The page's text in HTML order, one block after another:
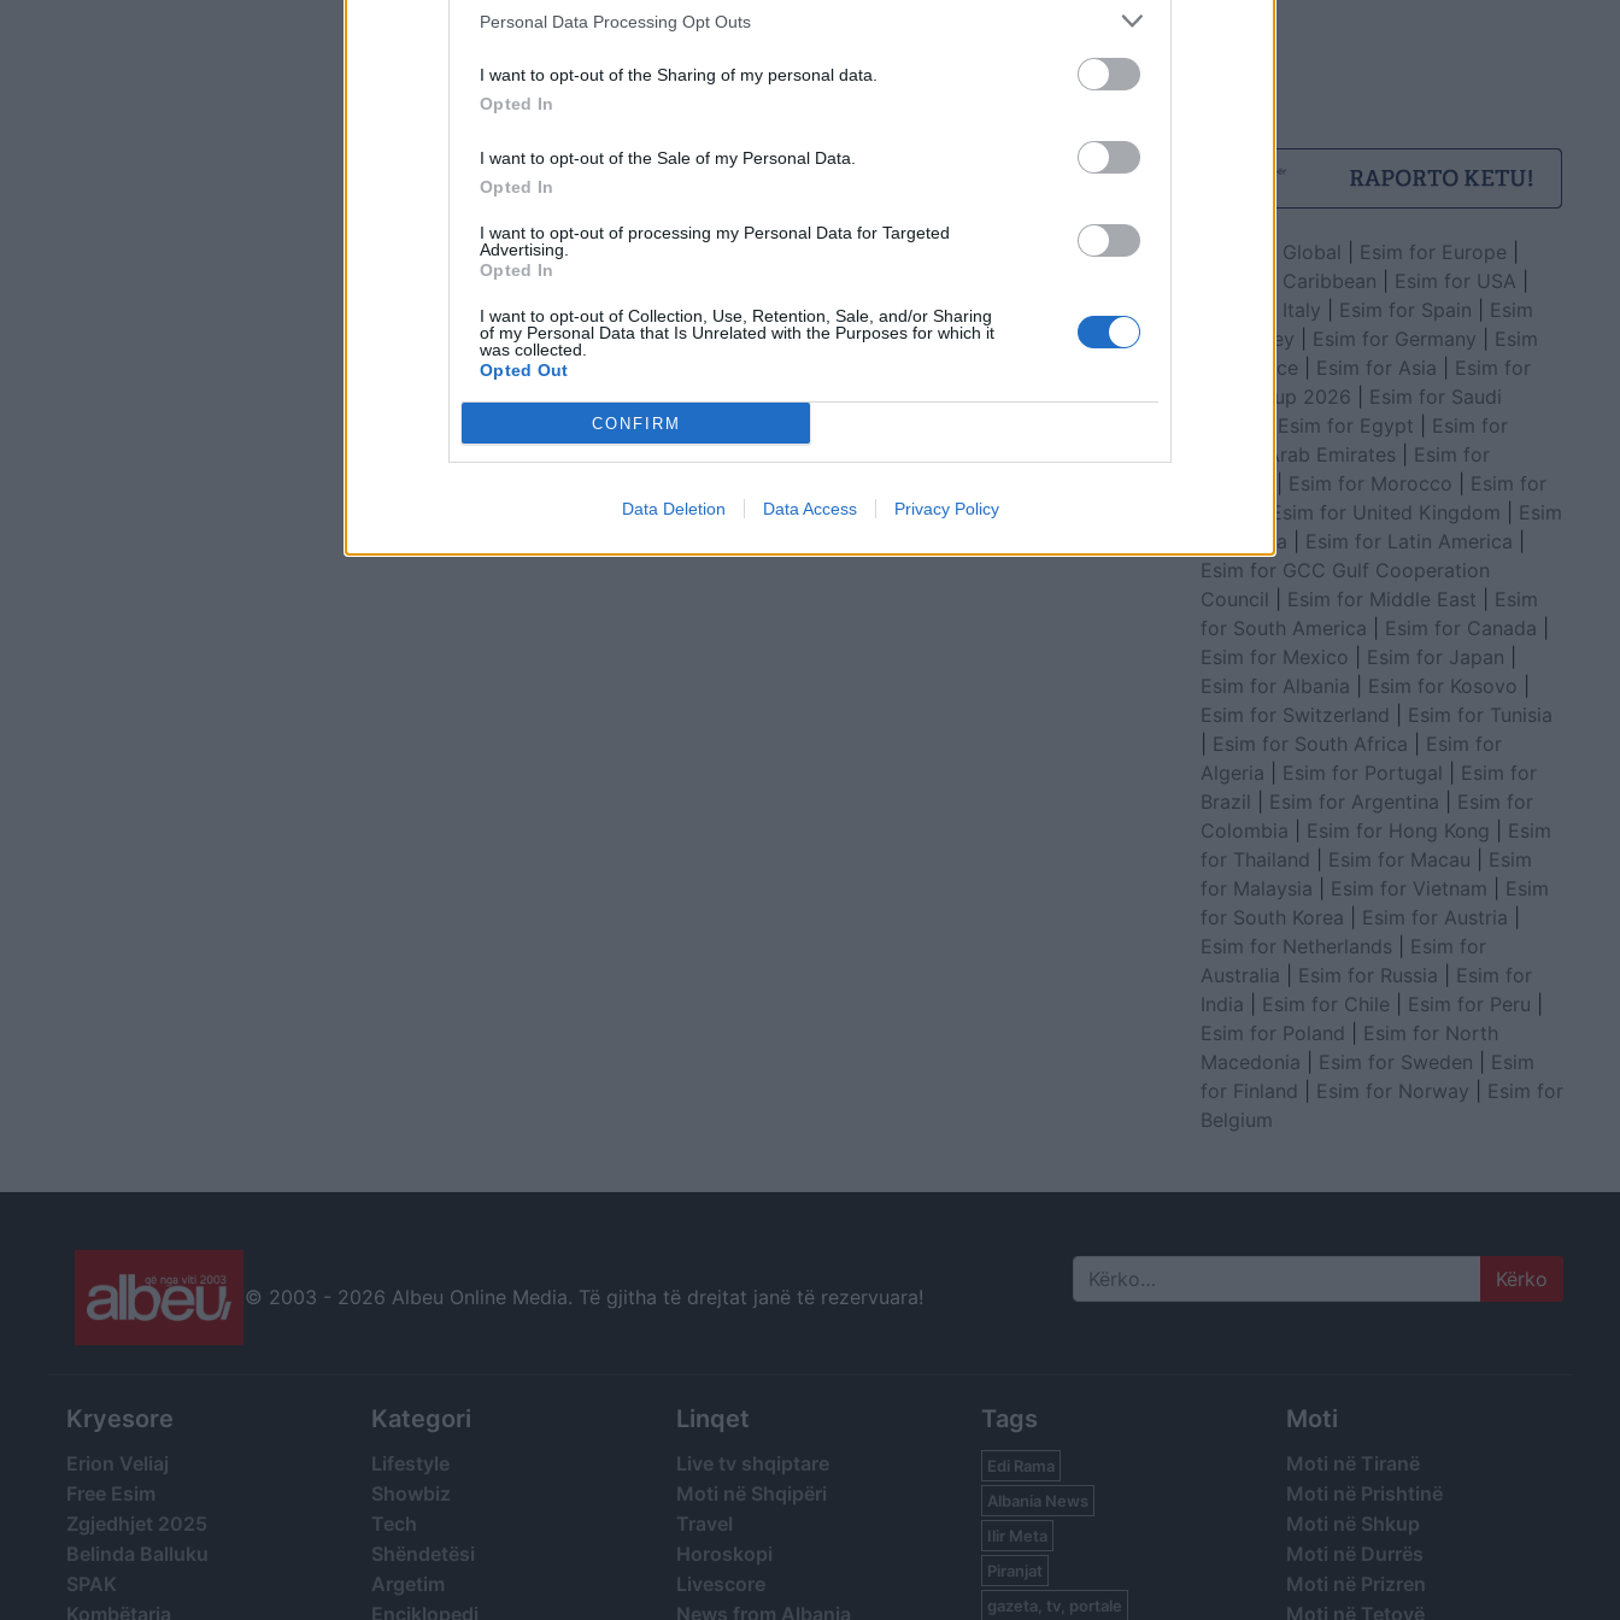
Personal Data Processing Opt Outs
I want to opt-out of the Sharing of my personal data.
Opted In
I want to opt-out of the Sale of my Personal Data.
Opted In
I want to opt-out of processing my Personal Data for Targeted
Advertising.
Opted In
I want to opt-out of Collection, Use, Retention, Sale, and/or Sharing
of my Personal Data that Is Unrelated with the Purposes for which it
was collected.
Opted Out
CONFIRM
Data Deletion Data Access Privacy Policy
Esim for Global Esim for Europe
Esim for Caribbean
Esim for USA
Esim for Italy
Esim for Spain
Esim
for Turkey
Esim for Germany
Esim
for Greece
Esim for Asia
Esim for
World Cup 2026
Esim for Saudi
Esim for Egypt
Esim for
United Arab Emirates
Esim for
Esim for Morocco
Esim for
Esim for United Kingdom
Esim
for Africa
Esim for Latin America
Esim for GCC Gulf Cooperation
Council
Esim for Middle East
Esim
for South America
Esim for Canada
Esim for Mexico
Esim for Japan
Esim for Albania
Esim for Kosovo
Esim for Switzerland
Esim for Tunisia
Esim for South Africa
Esim for
Algeria
Esim for Portugal
Esim for
Brazil
Esim for Argentina
Esim for
Colombia
Esim for Hong Kong
Esim
for Thailand
Esim for Macau
Esim
for Malaysia
Esim for Vietnam
Esim
for South Korea
Esim for Austria
Esim for Netherlands
Esim for
Australia
Esim for Russia
Esim for
India
Esim for Chile Esim for Peru
Esim for Poland
Esim for North
Macedonia
Esim for Sweden
Esim
for Finland
Esim for Norway
Esim for
Belgium
© 2003 - 2026 Albeu Online Media. Të gjitha të drejtat janë të rezervuara! Search
Kryesore
Erion Veliaj
Free Esim
Zgjedhjet 2025
Belinda Balluku
SPAK
Kombëtarja
Kategori
Lifestyle
Showbiz
Tech
Shëndetësi
Argetim
Enciklopedi
Linqet
Live tv shqiptare
Moti në Shqipëri
Travel
Horoskopi
Livescore
News from Albania
Tags
Edi Rama
Albania News
Ilir Meta
Piranjat
gazeta, tv, portale
Moti
Moti në Tiranë
Moti në Prishtinë
Moti në Shkup
Moti në Durrës
Moti në Prizren
Moti në Tetovë